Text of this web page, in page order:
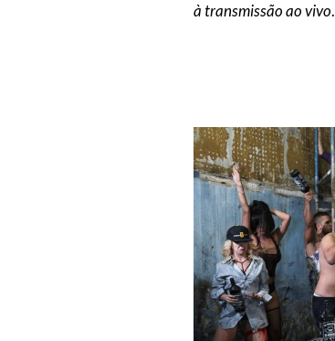
à transmissão ao vivo.